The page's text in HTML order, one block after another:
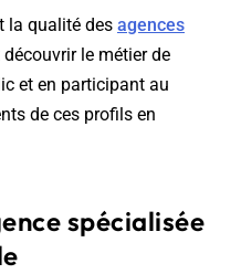
la qualité des agences
le métier de
et en participant au
de ces profils en
spécialisée